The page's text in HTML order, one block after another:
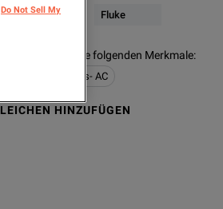
Fluke
enthalten die folgenden Merkmale:
Standards- AC
HINZUFÜGEN
Do Not Sell My